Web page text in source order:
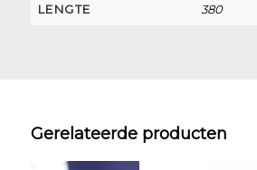
LENGTE 380
Gerelateerde producten